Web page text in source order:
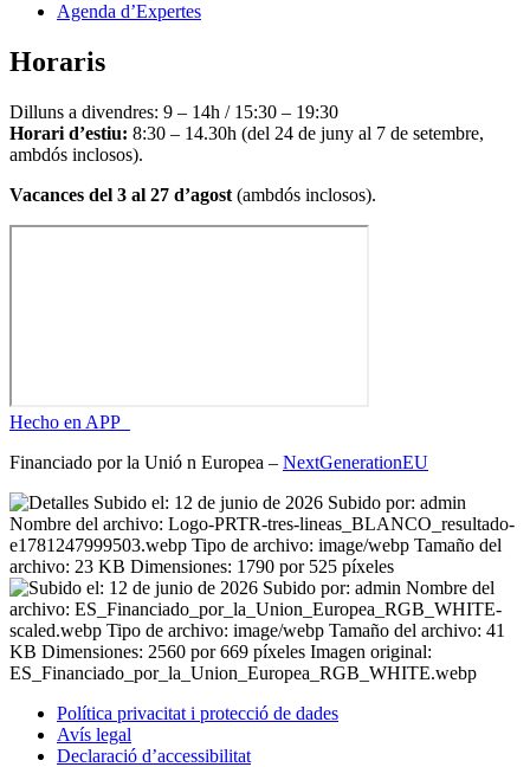
Agenda d’Expertes
Horaris
Dilluns a divendres: 9 – 14h / 15:30 – 19:30
Horari d’estiu: 8:30 – 14.30h (del 24 de juny al 7 de setembre,
ambdós inclosos).
Vacances del 3 al 27 d’agost (ambdós inclosos).
Hecho en APP_
Financiado por la Unió n Europea – NextGenerationEU
Política privacitat i protecció de dades
Avís legal
Declaració d’accessibilitat